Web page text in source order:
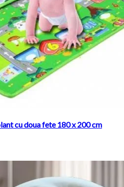
cu doua fete 180 x 200 cm